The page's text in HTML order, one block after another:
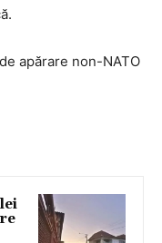
apărare non-NATO